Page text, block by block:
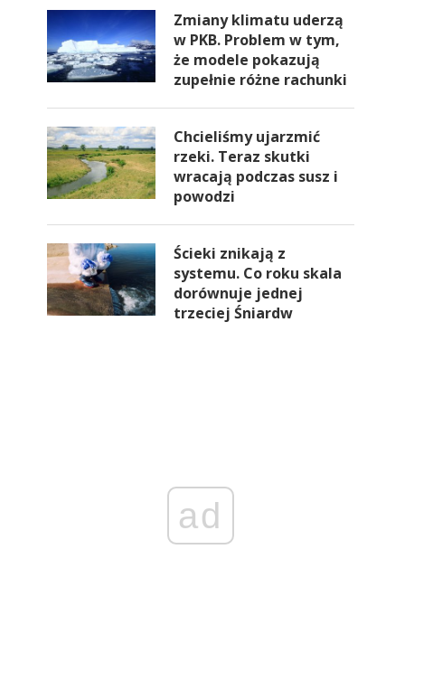
Zmiany klimatu uderzą
w PKB. Problem w tym,
że modele pokazują
zupełnie różne rachunki
Chcieliśmy ujarzmić
rzeki. Teraz skutki
wracają podczas susz i
powodzi
Ścieki znikają z
systemu. Co roku skala
dorównuje jednej
trzeciej Śniardw
ad